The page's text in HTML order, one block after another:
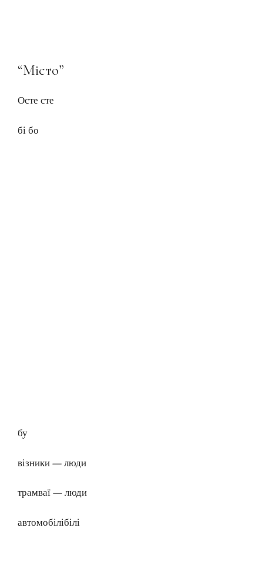
“Місто”
Осте сте
бі бо
бу
візники — люди
трамваї — люди
автомобілібілі